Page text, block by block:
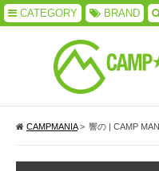
CATEGORY BRAND
CAMPMANIA> 響の | CAMP